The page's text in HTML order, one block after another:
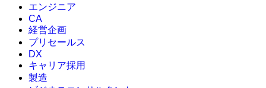
エンジニア
CA
経営企画
プリセールス
DX
キャリア採用
製造